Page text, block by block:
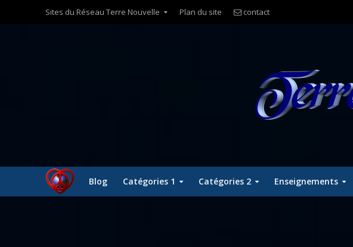
Sites du Réseau Terre Nouvelle Plan du site contact
Blog Catégories 1 Catégories 2 Enseignements